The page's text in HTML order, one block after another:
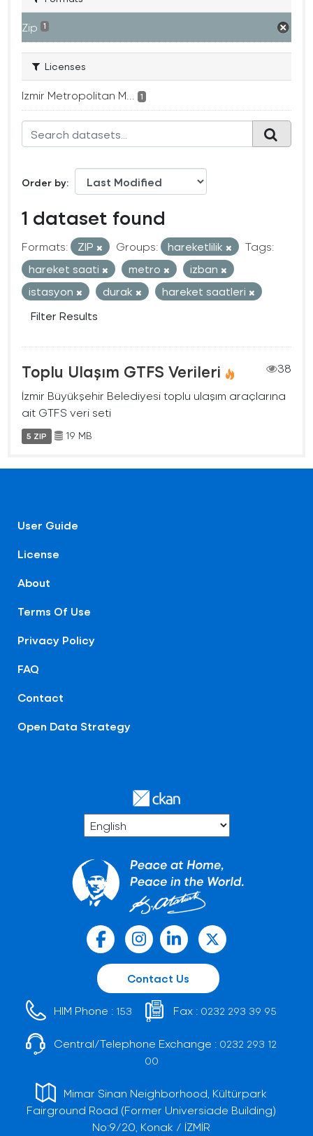
Zip 1
Licenses
Izmir Metropolitan M... 1
Order by
1 dataset found
Formats: ZIP Groups: hareketlilik
Tags:
hareket saati
metro
izban
istasyon
durak
hareket saatleri
Filter Results
Toplu Ulaşım GTFS Verileri
38
İzmir Büyükşehir Belediyesi toplu ulaşım araçlarına
ait GTFS veri seti
5 ZIP 19 MB
User Guide
License
About
Terms Of Use
Privacy Policy
FAQ
Contact
Open Data Strategy
Contact Us
HIM Phone : 153 Fax : 0232 293 39 95
Central/Telephone Exchange : 0232 293 12
00
Mimar Sinan Neighborhood, Kültürpark
Fairground Road (Former Universiade Building)
No:9/20, Konak / İZMİR